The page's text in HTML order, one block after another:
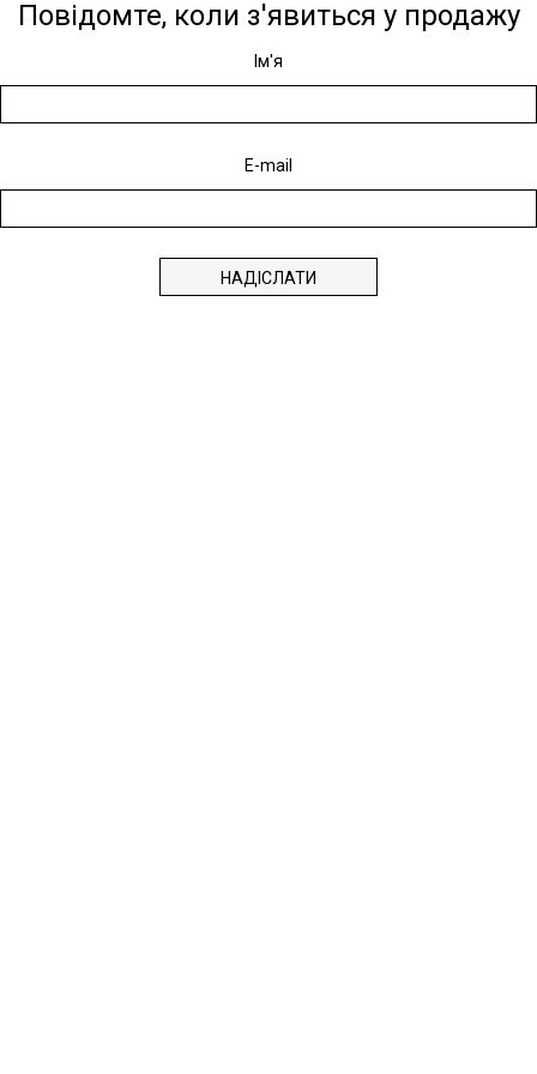
Повідомте, коли з'явиться у продажу
Ім'я
E-mail